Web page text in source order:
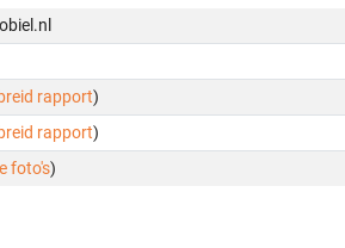
rapport)
rapport)
foto's)